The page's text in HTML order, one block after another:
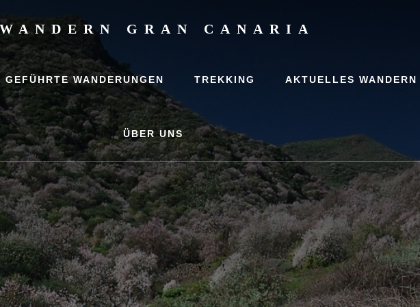
WANDERN GRAN CANARIA
GEFÜHRTE WANDERUNGEN TREKKING AKTUELLES
ÜBER UNS